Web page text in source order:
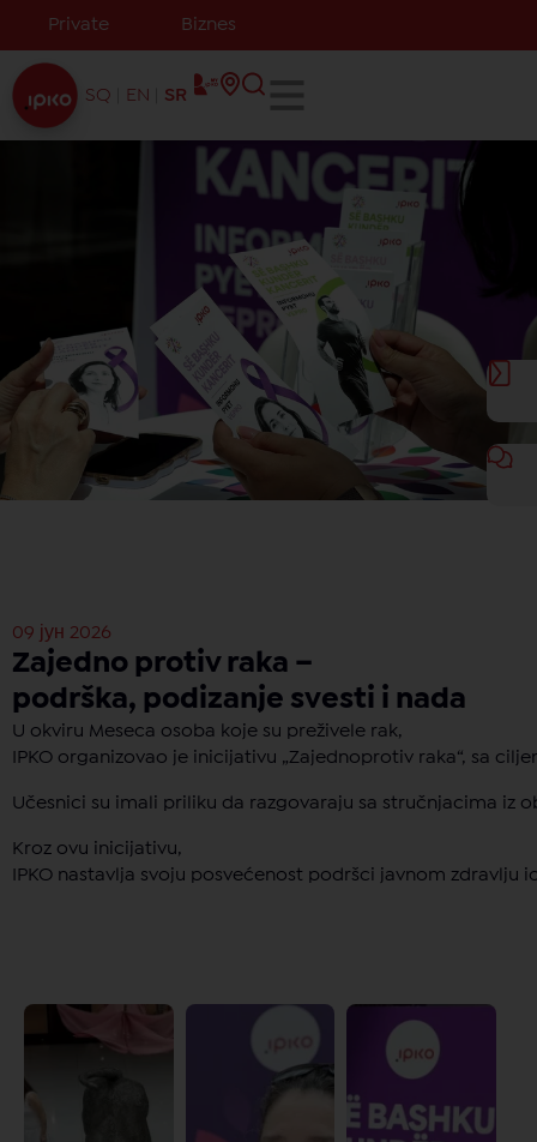
Private Biznes
SQ EN SR
09 јун 2026
Zajedno protiv raka –
podrška, podizanje svesti i nada
U okviru Meseca osoba koje su preživele rak,
IPKO organizovao je inicijativu „Zajednoprotiv raka“, sa
Učesnici su imali priliku da razgovaraju sa stručnjacima iz
Kroz ovu inicijativu,
IPKO nastavlja svoju posvećenost podršci javnom